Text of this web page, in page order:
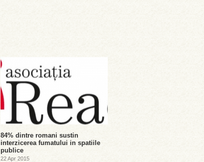
84% dintre romani sustin
interzicerea fumatului in spatiile
publice
22 Apr 2015